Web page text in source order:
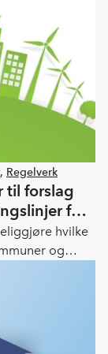
, Regelverk
til forslag
for
hvilke
og
og øvrig
dessverre
til tilstrekkelig
bidrar til større